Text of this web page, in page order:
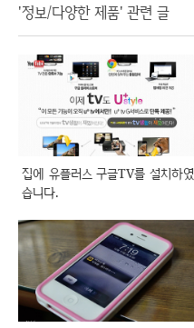
'정보/다양한 제품' 관련 글
집에 유플러스 구글TV를 설치하였
습니다.